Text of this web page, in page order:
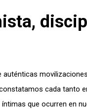
cada tanto
que ocurren en